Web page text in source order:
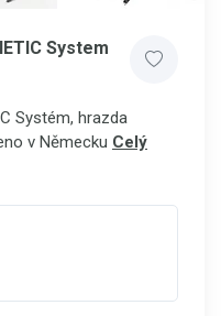
System
Systém, hrazda
v Německu Celý